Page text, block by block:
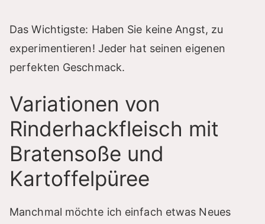
Das Wichtigste: Haben Sie keine Angst, zu
experimentieren! Jeder hat seinen eigenen
perfekten Geschmack.
Variationen von
Rinderhackfleisch mit
Bratensoße und
Kartoffelpüree
Manchmal möchte ich einfach etwas Neues